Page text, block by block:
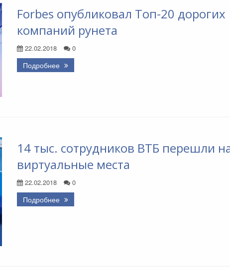
Forbes опубликовал Топ-20 дорогих
компаний рунета
22.02.2018 0
Подробнее
14 тыс. сотрудников ВТБ перешли
виртуальные места
22.02.2018 0
Подробнее